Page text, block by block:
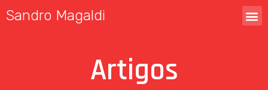
Sandro Magaldi
Artigos